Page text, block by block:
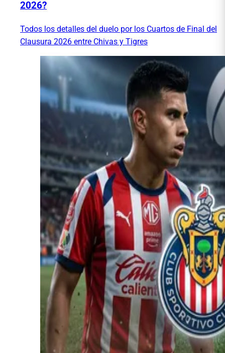
2026?
Todos los detalles del duelo por los Cuartos de Final del
Clausura 2026 entre Chivas y Tigres